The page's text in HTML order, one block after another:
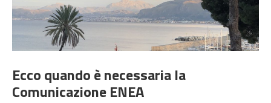
Ecco quando è necessaria la
Comunicazione ENEA